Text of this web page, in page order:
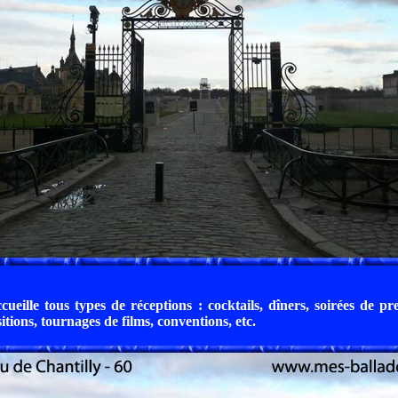
tous types de réceptions : cocktails, dîners, soirées de
tournages de films, conventions, etc.